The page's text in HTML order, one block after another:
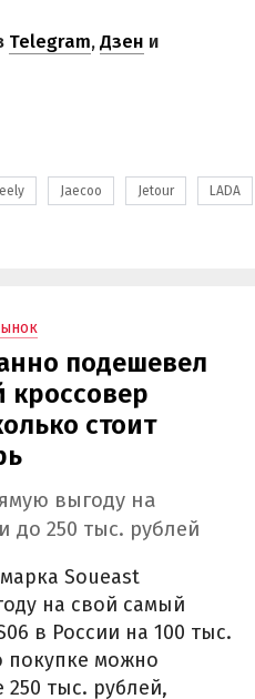
Telegram,Дзен и
Jaecoo Jetour LADA
подешевел
кроссовер
стоит
выгоду на
до 250 тыс. рублей
Soueast
на свой самый
в России на 100 тыс.
покупке можно
тыс. рублей,